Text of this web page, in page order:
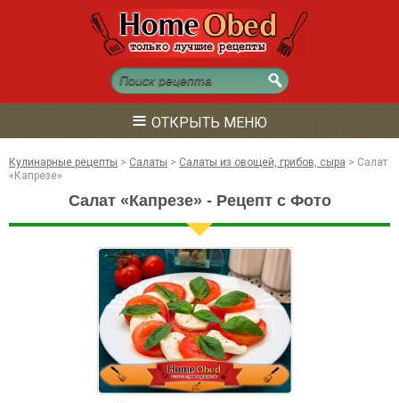
≡ ОТКРЫТЬ МЕНЮ
Кулинарные рецепты > Салаты > Салаты из овощей, грибов, сыра > Салат
«Капрезе»
Салат «Капрезе» - Рецепт с Фото